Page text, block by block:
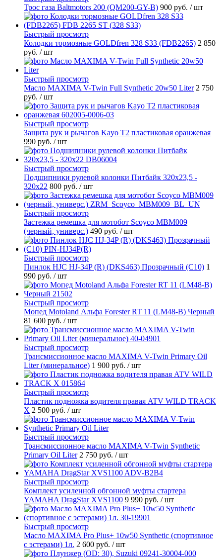
Трос газа Baltmotors 200 (QM200-GY-B) 900 руб. / шт
Быстрый просмотр
Колодки тормозные GOLDfren 328 S33 (FDB2265) 2 850
руб. / шт
Быстрый просмотр
Масло MAXIMA V-Twin Full Synthetic 20w50 Liter 2 750
руб. / шт
Быстрый просмотр
Защита рук и рычагов Kayo T2 пластиковая оранжевая
990 руб. / шт
Быстрый просмотр
Подшипники рулевой колонки Питбайк 320x23,5 -
320x22 800 руб. / шт
Быстрый просмотр
Застежка ремешка для мотобот Scoyco MBM009
(черный, универс.) 490 руб. / шт
Быстрый просмотр
Пинлок HJC HJ-34P (R) (DKS463) Прозрачный (C10) 1
990 руб. / шт
Быстрый просмотр
Мопед Motoland Альфа Forester RT 11 (LM48-B) Черный
81 600 руб. / шт
Быстрый просмотр
Трансмиссионное масло MAXIMA V-Twin Primary Oil
Liter (минеральное) 1 900 руб. / шт
Быстрый просмотр
Пластик подножка водителя правая ATV WILD TRACK
X 2 500 руб. / шт
Быстрый просмотр
Трансмиссионное масло MAXIMA V-Twin Synthetic
Primary Oil Liter 2 750 руб. / шт
Быстрый просмотр
Комплект усиленной обгонной муфты стартера
YAMAHA DragStar XVS1100 9 990 руб. / шт
Быстрый просмотр
Масло MAXIMA Pro Plus+ 10w50 Synthetic (спортивное
с эстерами) 1л. 2 600 руб. / шт